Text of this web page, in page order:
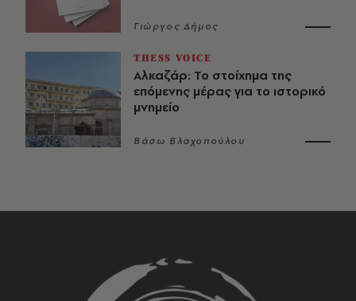
Γιώργος Δήμος
THESS VOICE
Αλκαζάρ: Το στοίχημα της
επόμενης μέρας για το ιστορικό
μνημείο
Βάσω Βλαχοπούλου